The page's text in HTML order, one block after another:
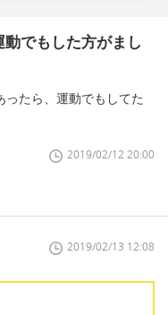
でもした方がまし
たら、運動でもしてた
2019/02/12 20:00
2019/02/13 12:08